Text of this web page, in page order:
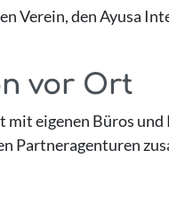
Verein, den Ayusa
vor Ort
mit eigenen Büros
Partneragenturen